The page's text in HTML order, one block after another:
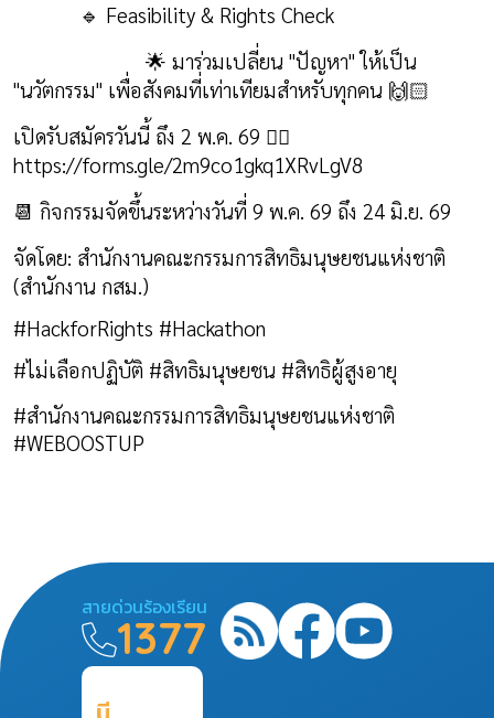
🔹 Feasibility & Rights Check
🌟 มาร่วมเปลี่ยน "ปัญหา" ให้เป็น
"นวัตกรรม" เพื่อสังคมที่เท่าเทียมสำหรับทุกคน 🙌🏻
เปิดรับสมัครวันนี้ ถึง 2 พ.ค. 69 👉🏻
https://forms.gle/2m9co1gkq1XRvLgV8
📆 กิจกรรมจัดขึ้นระหว่างวันที่ 9 พ.ค. 69 ถึง 24 มิ.ย. 69
จัดโดย: สำนักงานคณะกรรมการสิทธิมนุษยชนแห่งชาติ
(สำนักงาน กสม.)
#HackforRights #Hackathon
#ไม่เลือกปฏิบัติ #สิทธิมนุษยชน #สิทธิผู้สูงอายุ
#สำนักงานคณะกรรมการสิทธิมนุษยชนแห่งชาติ
#WEBOOSTUP
สายด่วนร้องเรียน
1377